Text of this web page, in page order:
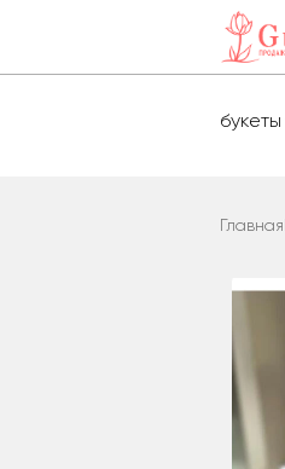
букеты
Главная